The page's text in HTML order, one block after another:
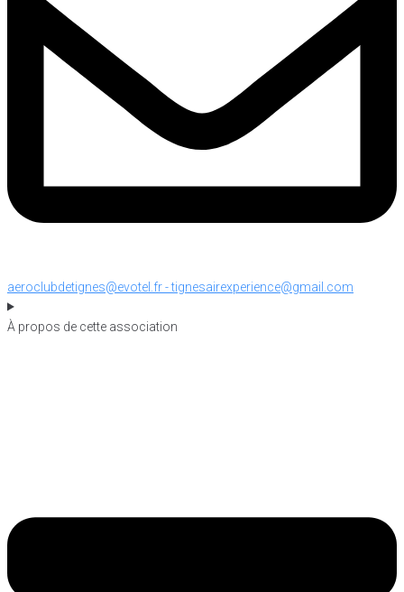
aeroclubdetignes@evotel.fr - tignesairexperience@gmail.com
À propos de cette association